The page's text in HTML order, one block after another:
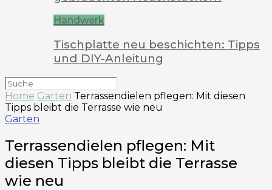
Handwerk
Tischplatte neu beschichten: Tipps
und DIY-Anleitung
Home Garten Terrassendielen pflegen: Mit diesen
Tipps bleibt die Terrasse wie neu
Garten
Terrassendielen pflegen: Mit
diesen Tipps bleibt die Terrasse
wie neu